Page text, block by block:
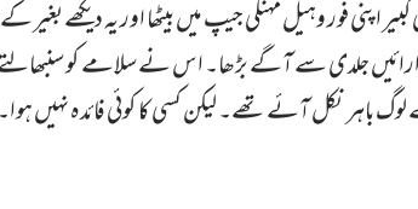
اپنی فور وہیل مہنگی جیپ میں بیٹھا اور یہ دیکھے بغیر کے
جلدی سے آگے بڑھا۔ اس نے سلامے کو
باہر نکل آئے تھے۔ لیکن کسی کا کوئی فائدہ نہیں ہوا۔